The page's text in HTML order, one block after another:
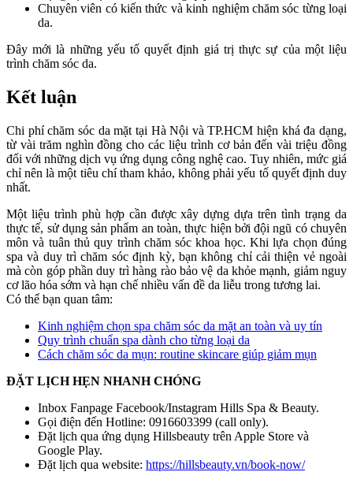
Chuyên viên có kiến thức và kinh nghiệm chăm sóc từng loại
da.
Đây mới là những yếu tố quyết định giá trị thực sự của một liệu
trình chăm sóc da.
Kết luận
Chi phí chăm sóc da mặt tại Hà Nội và TP.HCM hiện khá đa dạng,
từ vài trăm nghìn đồng cho các liệu trình cơ bản đến vài triệu đồng
đối với những dịch vụ ứng dụng công nghệ cao. Tuy nhiên, mức giá
chỉ nên là một tiêu chí tham khảo, không phải yếu tố quyết định duy
nhất.
Một liệu trình phù hợp cần được xây dựng dựa trên tình trạng da
thực tế, sử dụng sản phẩm an toàn, thực hiện bởi đội ngũ có chuyên
môn và tuân thủ quy trình chăm sóc khoa học. Khi lựa chọn đúng
spa và duy trì chăm sóc định kỳ, bạn không chỉ cải thiện vẻ ngoài
mà còn góp phần duy trì hàng rào bảo vệ da khỏe mạnh, giảm nguy
cơ lão hóa sớm và hạn chế nhiều vấn đề da liễu trong tương lai.
Có thể bạn quan tâm:
Kinh nghiệm chọn spa chăm sóc da mặt an toàn và uy tín
Quy trình chuẩn spa dành cho từng loại da
Cách chăm sóc da mụn: routine skincare giúp giảm mụn
ĐẶT LỊCH HẸN NHANH CHÓNG
Inbox Fanpage Facebook/Instagram Hills Spa & Beauty.
Gọi điện đến Hotline: 0916603399 (call only).
Đặt lịch qua ứng dụng Hillsbeauty trên Apple Store và
Google Play.
Đặt lịch qua website: https://hillsbeauty.vn/book-now/